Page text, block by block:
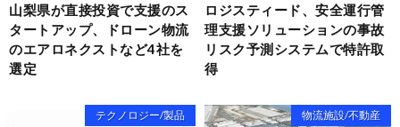
山梨県が直接投資で支援のス
タートアップ、ドローン物流
のエアロネクストなど4社を
選定
ロジスティード、安全運行管
理支援ソリューションの事故
リスク予測システムで特許取
得
テクノロジー/製品 物流施設/不動産